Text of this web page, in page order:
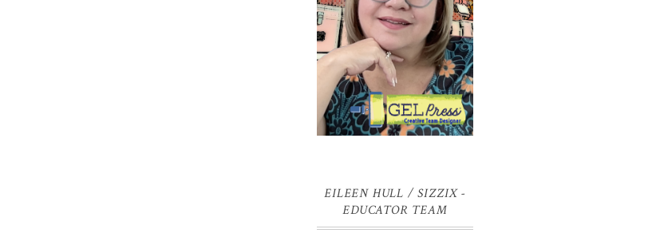
EILEEN HULL / SIZZIX -
EDUCATOR TEAM